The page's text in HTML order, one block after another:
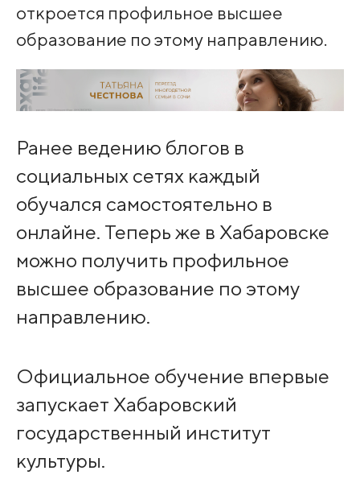
откроется профильное высшее
образование по этому направлению.
Ранее ведению блогов в
социальных сетях каждый
обучался самостоятельно в
онлайне. Теперь же в Хабаровске
можно получить профильное
высшее образование по этому
направлению.
Официальное обучение впервые
запускает Хабаровский
государственный институт
культуры.